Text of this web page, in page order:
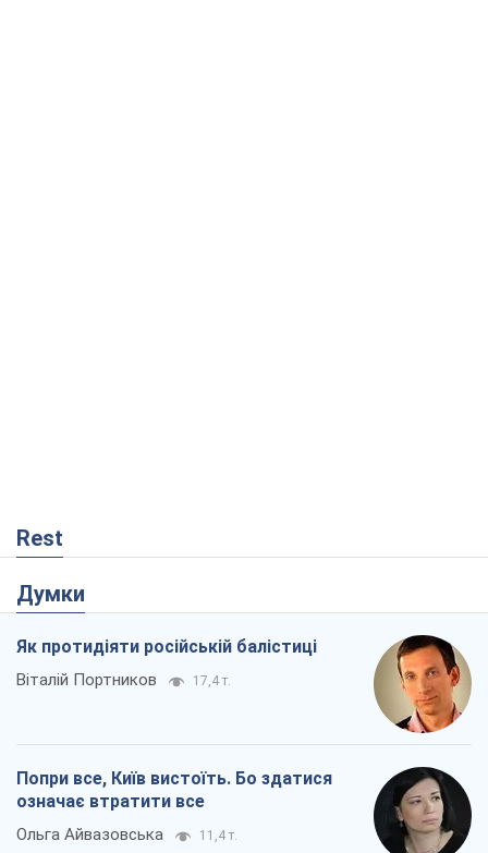
Rest
Думки
Як протидіяти російській балістиці
Віталій Портников 17,4 т.
Попри все, Київ вистоїть. Бо здатися
означає втратити все
Ольга Айвазовська 11,4 т.